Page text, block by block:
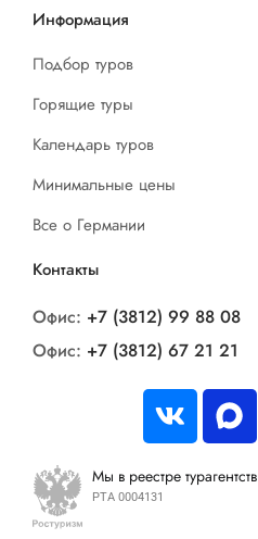
Информация
Подбор туров
Горящие туры
Календарь туров
Минимальные цены
Все о Германии
Контакты
Офис: +7 (3812) 99 88 08
Офис: +7 (3812) 67 21 21
Мы в реестре турагентств
РТА 0004131